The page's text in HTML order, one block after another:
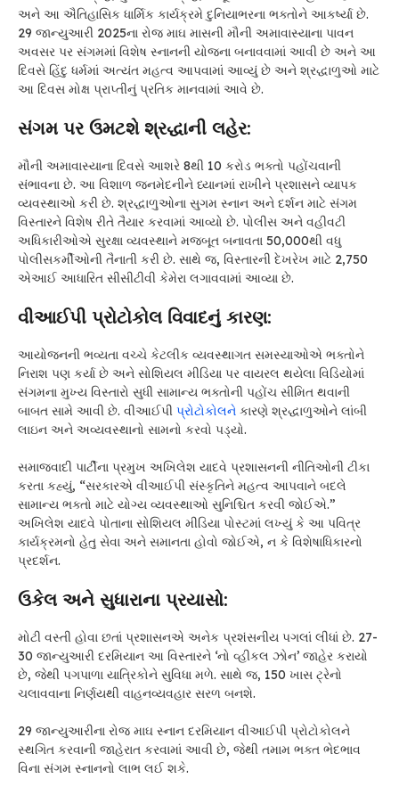
અને આ ઐતિહાસિક ધાર્મિક કાર્યક્રમે દુનિયાભરના ભક્તોને આકર્ષ્યા છે.
29 જાન્યુઆરી 2025ના રોજ માઘ માસની મૌની અમાવાસ્યાના પાવન
અવસર પર સંગમમાં વિશેષ સ્નાનની યોજના બનાવવામાં આવી છે અને આ
દિવસે હિંદુ ધર્મમાં અત્યંત મહત્વ આપવામાં આવ્યું છે અને શ્રદ્ધાળુઓ માટે
આ દિવસ મોક્ષ પ્રાપ્તીનું પ્રતિક માનવામાં આવે છે.
સંગમ પર ઉમટશે શ્રદ્ધાની લહેર:
મૌની અમાવાસ્યાના દિવસે આશરે 8થી 10 કરોડ ભક્તો પહોંચવાની
સંભાવના છે. આ વિશાળ જનમેદનીને ધ્યાનમાં રાખીને પ્રશાસને વ્યાપક
વ્યવસ્થાઓ કરી છે. શ્રદ્ધાળુઓના સુગમ સ્નાન અને દર્શન માટે સંગમ
વિસ્તારને વિશેષ રીતે તૈયાર કરવામાં આવ્યો છે. પોલીસ અને વહીવટી
અધિકારીઓએ સુરક્ષા વ્યવસ્થાને મજબૂત બનાવતા 50,000થી વધુ
પોલીસકર્મીઓની તૈનાતી કરી છે. સાથે જ, વિસ્તારની દેખરેખ માટે 2,750
એઆઈ આધારિત સીસીટીવી કેમેરા લગાવવામાં આવ્યા છે.
વીઆઈપી પ્રોટોકોલ વિવાદનું કારણ:
આયોજનની ભવ્યતા વચ્ચે કેટલીક વ્યવસ્થાગત સમસ્યાઓએ ભક્તોને
નિરાશ પણ કર્યા છે અને સોશિયલ મીડિયા પર વાયરલ થયેલા વિડિયોમાં
સંગમના મુખ્ય વિસ્તારો સુધી સામાન્ય ભક્તોની પહોંચ સીમિત થવાની
બાબત સામે આવી છે. વીઆઈપી પ્રોટોકોલને કારણે શ્રદ્ધાળુઓને લાંબી
લાઇન અને અવ્યવસ્થાનો સામનો કરવો પડ્યો.
સમાજવાદી પાર્ટીના પ્રમુખ અખિલેશ યાદવે પ્રશાસનની નીતિઓની ટીકા
કરતા કહ્યું, “સરકારએ વીઆઈપી સંસ્કૃતિને મહત્વ આપવાને બદલે
સામાન્ય ભક્તો માટે યોગ્ય વ્યવસ્થાઓ સુનિશ્ચિત કરવી જોઈએ.”
અખિલેશ યાદવે પોતાના સોશિયલ મીડિયા પોસ્ટમાં લખ્યું કે આ પવિત્ર
કાર્યક્રમનો હેતુ સેવા અને સમાનતા હોવો જોઈએ, ન કે વિશેષાધિકારનો
પ્રદર્શન.
ઉકેલ અને સુધારાના પ્રયાસો:
મોટી વસ્તી હોવા છતાં પ્રશાસનએ અનેક પ્રશંસનીય પગલાં લીધાં છે. 27-
30 જાન્યુઆરી દરમિયાન આ વિસ્તારને ‘નો વ્હીકલ ઝોન’ જાહેર કરાયો
છે, જેથી પગપાળા યાત્રિકોને સુવિધા મળે. સાથે જ, 150 ખાસ ટ્રેનો
ચલાવવાના નિર્ણયથી વાહનવ્યવહાર સરળ બનશે.
29 જાન્યુઆરીના રોજ માઘ સ્નાન દરમિયાન વીઆઈપી પ્રોટોકોલને
સ્થગિત કરવાની જાહેરાત કરવામાં આવી છે, જેથી તમામ ભક્ત ભેદભાવ
વિના સંગમ સ્નાનનો લાભ લઈ શકે.